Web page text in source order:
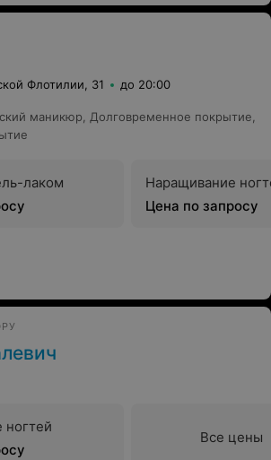
Флотилии, 31 до 20:00
маникюр, Долговременное покрытие,
лаком
Наращивание
Цена по запросу
ногтей
Все цены